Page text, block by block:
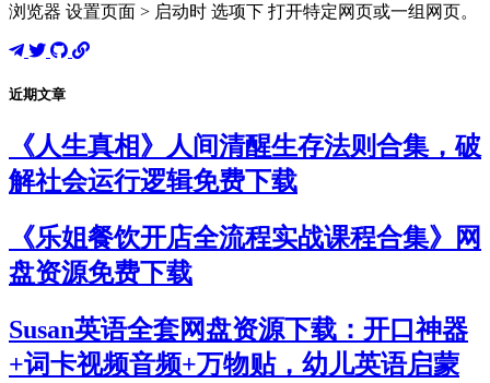
浏览器 设置页面 > 启动时 选项下 打开特定网页或一组网页。
近期文章
《人生真相》人间清醒生存法则合集，破
解社会运行逻辑免费下载
《乐姐餐饮开店全流程实战课程合集》网
盘资源免费下载
Susan英语全套网盘资源下载：开口神器
+词卡视频音频+万物贴，幼儿英语启蒙